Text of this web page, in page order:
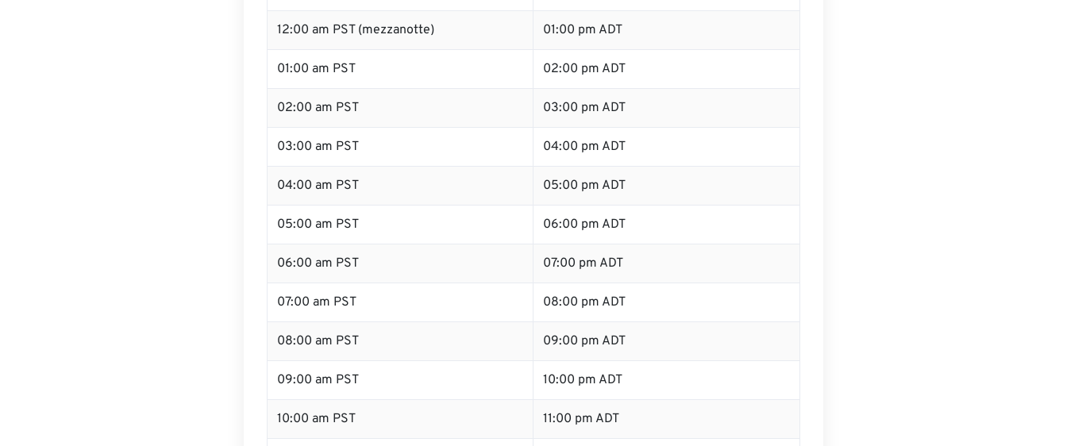
12:00 am PST (mezzanotte) 01:00 pm ADT
01:00 am PST 02:00 pm ADT
02:00 am PST 03:00 pm ADT
03:00 am PST 04:00 pm ADT
04:00 am PST 05:00 pm ADT
05:00 am PST 06:00 pm ADT
06:00 am PST 07:00 pm ADT
07:00 am PST 08:00 pm ADT
08:00 am PST 09:00 pm ADT
09:00 am PST 10:00 pm ADT
10:00 am PST 11:00 pm ADT